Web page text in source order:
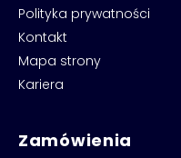
Polityka prywatności
Kontakt
Mapa strony
Kariera
Zamówienia